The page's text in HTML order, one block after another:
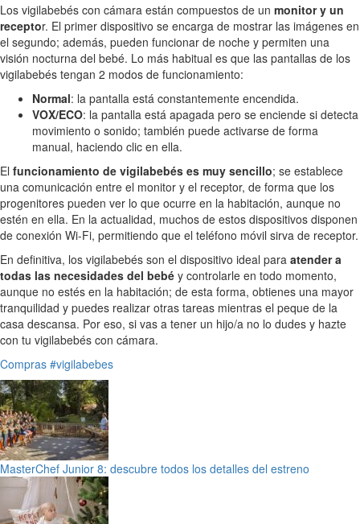
Los vigilabebés con cámara están compuestos de un monitor y un
receptor. El primer dispositivo se encarga de mostrar las imágenes en
el segundo; además, pueden funcionar de noche y permiten una
visión nocturna del bebé. Lo más habitual es que las pantallas de los
vigilabebés tengan 2 modos de funcionamiento:
Normal: la pantalla está constantemente encendida.
VOX/ECO: la pantalla está apagada pero se enciende si detecta
movimiento o sonido; también puede activarse de forma
manual, haciendo clic en ella.
El funcionamiento de vigilabebés es muy sencillo; se establece
una comunicación entre el monitor y el receptor, de forma que los
progenitores pueden ver lo que ocurre en la habitación, aunque no
estén en ella. En la actualidad, muchos de estos dispositivos disponen
de conexión Wi-Fi, permitiendo que el teléfono móvil sirva de receptor.
En definitiva, los vigilabebés son el dispositivo ideal para atender a
todas las necesidades del bebé y controlarle en todo momento,
aunque no estés en la habitación; de esta forma, obtienes una mayor
tranquilidad y puedes realizar otras tareas mientras el peque de la
casa descansa. Por eso, si vas a tener un hijo/a no lo dudes y hazte
con tu vigilabebés con cámara.
Compras #vigilabebes
MasterChef Junior 8: descubre todos los detalles del estreno